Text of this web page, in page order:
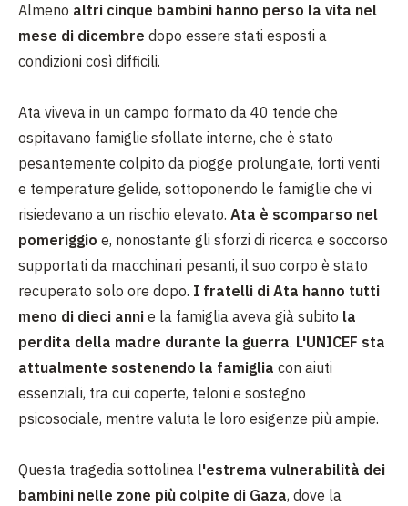
Almeno altri cinque bambini hanno perso la vita nel
mese di dicembre dopo essere stati esposti a
condizioni così difficili.
Ata viveva in un campo formato da 40 tende che
ospitavano famiglie sfollate interne, che è stato
pesantemente colpito da piogge prolungate, forti venti
e temperature gelide, sottoponendo le famiglie che vi
risiedevano a un rischio elevato. Ata è scomparso nel
pomeriggio e, nonostante gli sforzi di ricerca e soccorso
supportati da macchinari pesanti, il suo corpo è stato
recuperato solo ore dopo. I fratelli di Ata hanno tutti
meno di dieci anni e la famiglia aveva già subito la
perdita della madre durante la guerra. L'UNICEF sta
attualmente sostenendo la famiglia con aiuti
essenziali, tra cui coperte, teloni e sostegno
psicosociale, mentre valuta le loro esigenze più ampie.
Questa tragedia sottolinea l'estrema vulnerabilità dei
bambini nelle zone più colpite di Gaza, dove la